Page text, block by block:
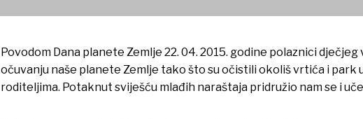
Povodom Dana planete Zemlje 22. 04. 2015. godine polaznici
očuvanju naše planete Zemlje tako što su očistili okoliš vrtića i park
roditeljima. Potaknut sviješću mlađih naraštaja pridružio nam se i